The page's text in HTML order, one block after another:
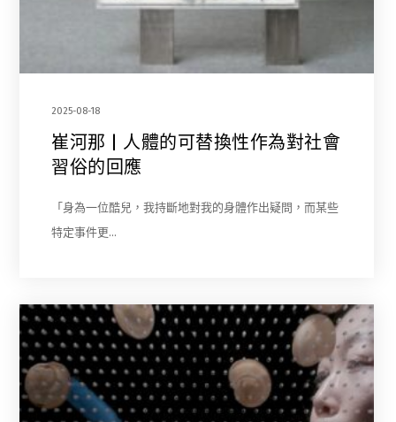
2025-08-18
崔河那 | 人體的可替換性作為對社會
習俗的回應
「身為一位酷兒，我持斷地對我的身體作出疑問，而某些
特定事件更…